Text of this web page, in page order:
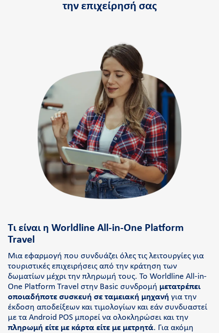
την επιχείρησή σας
Τι είναι η Worldline All-in-One Platform
Travel
Μια εφαρμογή που συνδυάζει όλες τις λειτουργίες για
τουριστικές επιχειρήσεις από την κράτηση των
δωματίων μέχρι την πληρωμή τους. Το Worldline All-in-
One Platform Travel στην Basic συνδρομή μετατρέπει
οποιαδήποτε συσκευή σε ταμειακή μηχανή για την
έκδοση αποδείξεων και τιμολογίων και εάν συνδυαστεί
με τα Android POS μπορεί να ολοκληρώσει και την
πληρωμή είτε με κάρτα είτε με μετρητά. Για ακόμη